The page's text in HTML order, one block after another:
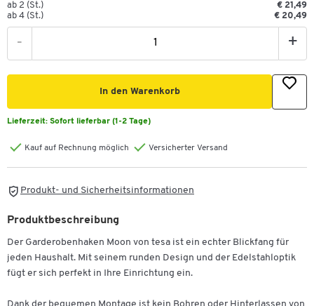
ab 2 (St.)
€ 21,49
ab 4 (St.)
€ 20,49
- +
In den Warenkorb
Lieferzeit: Sofort lieferbar (1-2 Tage)
Kauf auf Rechnung möglich Versicherter Versand
Produkt- und Sicherheitsinformationen
Produktbeschreibung
Der Garderobenhaken Moon von tesa ist ein echter Blickfang für
jeden Haushalt. Mit seinem runden Design und der Edelstahloptik
fügt er sich perfekt in Ihre Einrichtung ein.